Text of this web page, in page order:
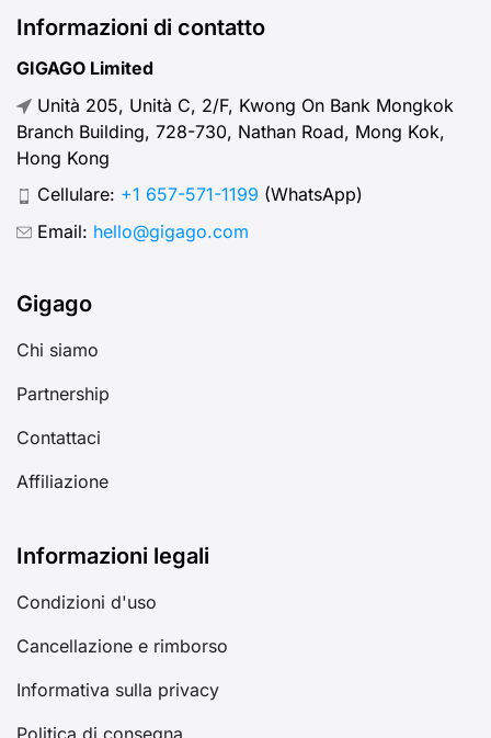
Informazioni di contatto
GIGAGO Limited
Unità 205, Unità C, 2/F, Kwong On Bank Mongkok
Branch Building, 728-730, Nathan Road, Mong Kok,
Hong Kong
Cellulare: +1 657-571-1199 (WhatsApp)
Email: hello@gigago.com
Gigago
Chi siamo
Partnership
Contattaci
Affiliazione
Informazioni legali
Condizioni d'uso
Cancellazione e rimborso
Informativa sulla privacy